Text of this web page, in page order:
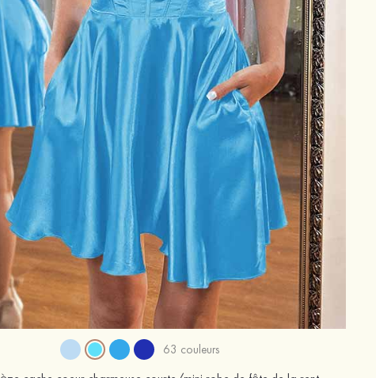
63 couleurs